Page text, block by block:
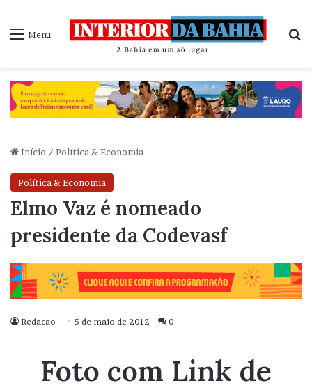
Menu
Início / Política & Economia
Política & Economia
Elmo Vaz é nomeado
presidente da Codevasf
Redacao 5 de maio de 2012 0
Foto com Link de